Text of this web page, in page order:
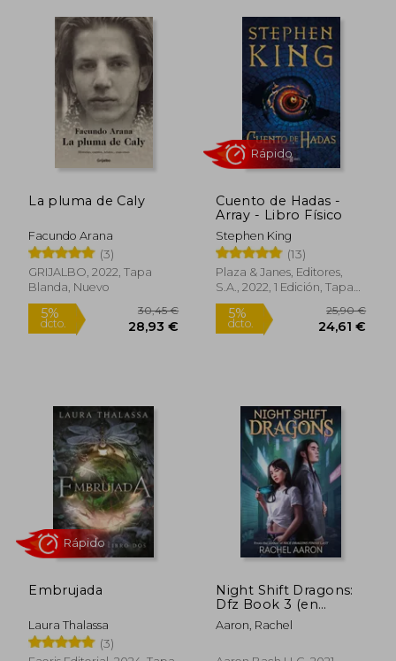
5%
dcto.
5%
dcto.
La pluma de Caly
Facundo Arana
(3)
GRIJALBO, 2022, Tapa
Blanda, Nuevo
Cuento de Hadas -
Array - Libro Físico
Stephen King
(13)
Plaza & Janes, Editores,
S.A., 2022, 1 Edición, Tapa
Dura, Nuevo
Embrujada
Laura Thalassa
(3)
Night Shift Dragons:
Dfz Book 3 (en
Inglés)
Aaron, Rachel